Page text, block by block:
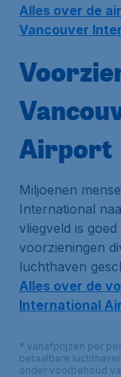
Alles over de
Vancouver
Airport
Miljoenen
International
vliegveld is
voorzieningen
luchthaven
Alles over de
International
* vanafprijzen per
betaalbare
onder voorbehoud